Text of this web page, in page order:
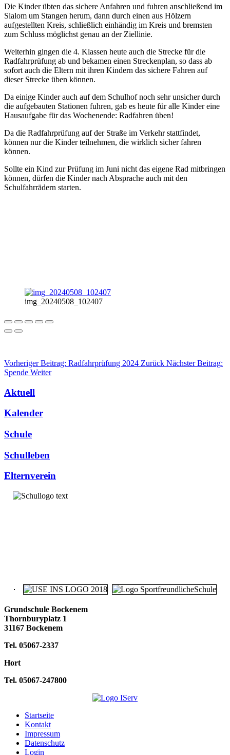
Die Kinder übten das sichere Anfahren und fuhren anschließend im
Slalom um Stangen herum, dann durch einen aus Hölzern
aufgestellten Kreis, schließlich einhändig im Kreis und bremsten
zum Schluss möglichst genau an der Ziellinie.
Weiterhin gingen die 4. Klassen heute auch die Strecke für die
Radfahrprüfung ab und bekamen einen Streckenplan, so dass ab
sofort auch die Eltern mit ihren Kindern das sichere Fahren auf
dieser Strecke üben können.
Da einige Kinder auch auf dem Schulhof noch sehr unsicher durch
die aufgebauten Stationen fuhren, gab es heute für alle Kinder eine
Hausaufgabe für das Wochenende: Radfahren üben!
Da die Radfahrprüfung auf der Straße im Verkehr stattfindet,
können nur die Kinder teilnehmen, die wirklich sicher fahren
können.
Sollte ein Kind zur Prüfung im Juni nicht das eigene Rad mitbringen
können, dürfen die Kinder nach Absprache auch mit den
Schulfahrrädern starten.
img_20240508_102407
Vorheriger Beitrag: Radfahrprüfung 2024 Zurück Nächster Beitrag:
Spende Weiter
Aktuell
Kalender
Schule
Schulleben
Elternverein
Grundschule Bockenem
Thornburyplatz 1
31167 Bockenem
Tel. 05067-2337
Hort
Tel. 05067-247800
Startseite
Kontakt
Impressum
Datenschutz
Login